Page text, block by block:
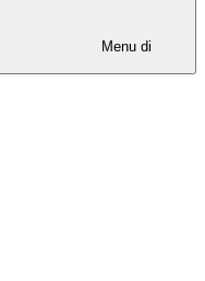
Menu di